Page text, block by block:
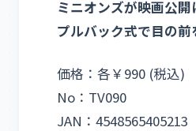
ミニオンズが映画公
プルバック式で目の
価格：各￥990 (税込)
No：TV090
JAN：4548565405213